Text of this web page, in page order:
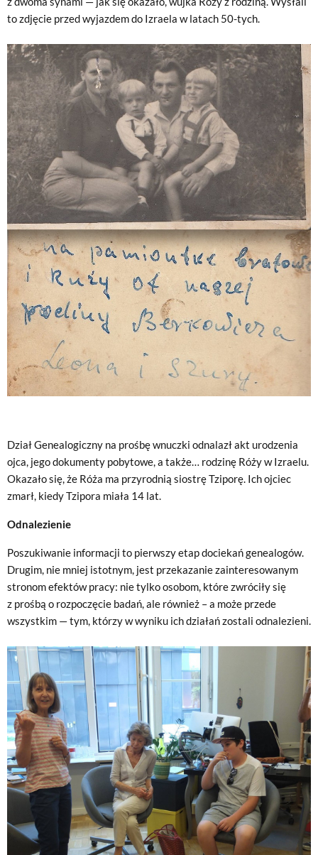
to zdjęcie przed wyjazdem do Izraela w latach 50-tych.
Dział Genealogiczny na prośbę wnuczki odnalazł akt urodzenia
ojca, jego dokumenty pobytowe, a także… rodzinę Róży w Izraelu.
Okazało się, że Róża ma przyrodnią siostrę Tziporę. Ich ojciec
zmarł, kiedy Tzipora miała 14 lat.
Odnalezienie
Poszukiwanie informacji to pierwszy etap dociekań genealogów.
Drugim, nie mniej istotnym, jest przekazanie zainteresowanym
stronom efektów pracy: nie tylko osobom, które zwróciły się
z prośbą o rozpoczęcie badań, ale również – a może przede
wszystkim — tym, którzy w wyniku ich działań zostali odnalezieni.